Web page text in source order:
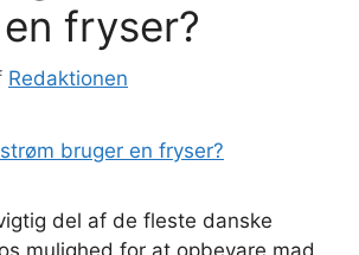
fryser?
Redaktionen
del af de fleste danske